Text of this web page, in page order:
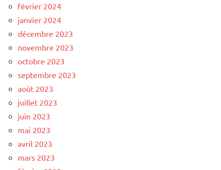
février 2024
janvier 2024
décembre 2023
novembre 2023
octobre 2023
septembre 2023
août 2023
juillet 2023
juin 2023
mai 2023
avril 2023
mars 2023